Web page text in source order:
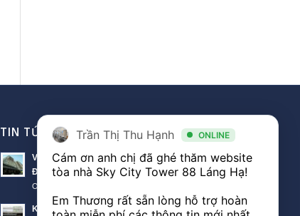
TIN TỨC VĂN PHÒNG
Văn phòng Sky City văn phòng cho thuê nổi bật tại
Đống Đa
October 11, 2018 - 10:00 am
Khách hàng thuê văn phòng The Lancaster theo diện
Trần Thị Thu Hạnh ONLINE
Cám ơn anh chị đã ghé thăm website
tòa nhà Sky City Tower 88 Láng Hạ!
Em Thương rất sẵn lòng hỗ trợ hoàn